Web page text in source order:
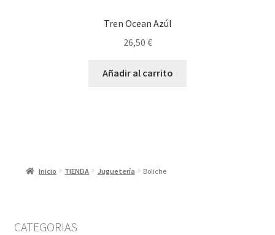
Tren Ocean Azúl
26,50 €
Añadir al carrito
Inicio TIENDA Juguetería Boliche
CATEGORIAS